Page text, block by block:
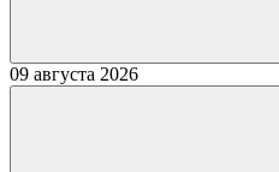
09 августа 2026